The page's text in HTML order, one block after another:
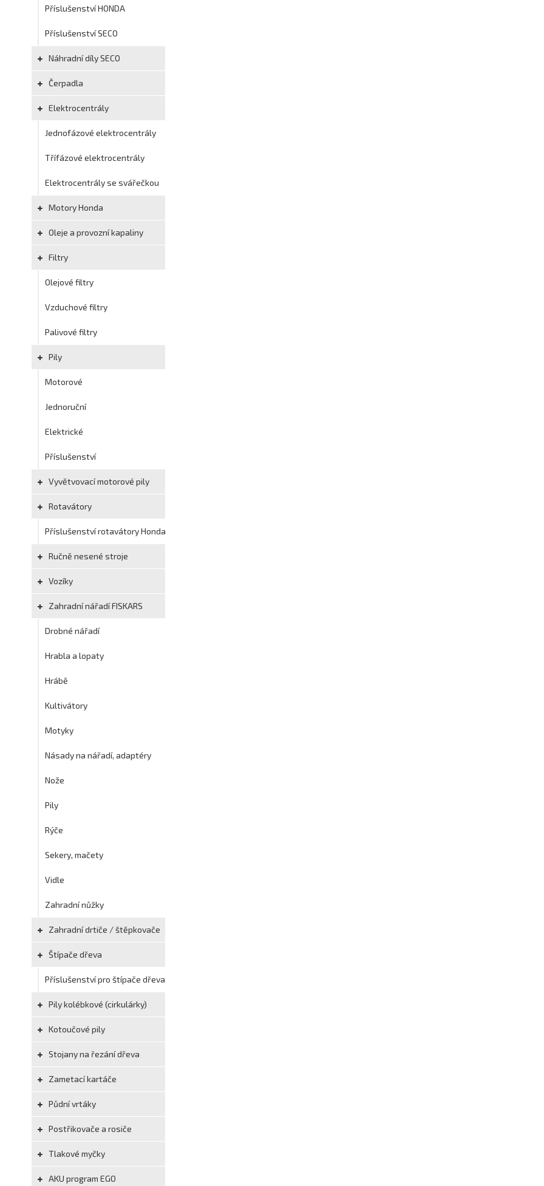
Příslušenství HONDA
Příslušenství SECO
Náhradní díly SECO
Čerpadla
Elektrocentrály
Jednofázové elektrocentrály
Třífázové elektrocentrály
Elektrocentrály se svářečkou
Motory Honda
Oleje a provozní kapaliny
Filtry
Olejové filtry
Vzduchové filtry
Palivové filtry
Pily
Motorové
Jednoruční
Elektrické
Příslušenství
Vyvětvovací motorové pily
Rotavátory
Příslušenství rotavátory Honda
Ručně nesené stroje
Vozíky
Zahradní nářadí FISKARS
Drobné nářadí
Hrabla a lopaty
Hrábě
Kultivátory
Motyky
Násady na nářadí, adaptéry
Nože
Pily
Rýče
Sekery, mačety
Vidle
Zahradní nůžky
Zahradní drtiče / štěpkovače
Štípače dřeva
Příslušenství pro štípače dřeva
Pily kolébkové (cirkulárky)
Kotoučové pily
Stojany na řezání dřeva
Zametací kartáče
Půdní vrtáky
Postřikovače a rosiče
Tlakové myčky
AKU program EGO